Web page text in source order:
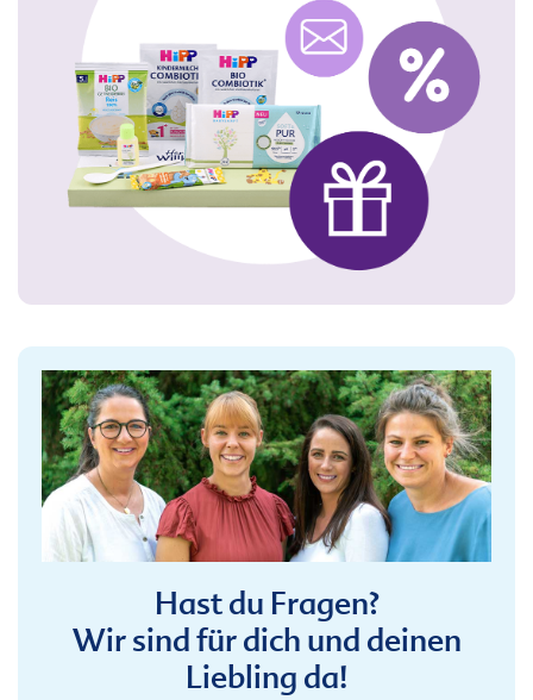
Hast du Fragen?
Wir sind für dich und deinen
Liebling da!